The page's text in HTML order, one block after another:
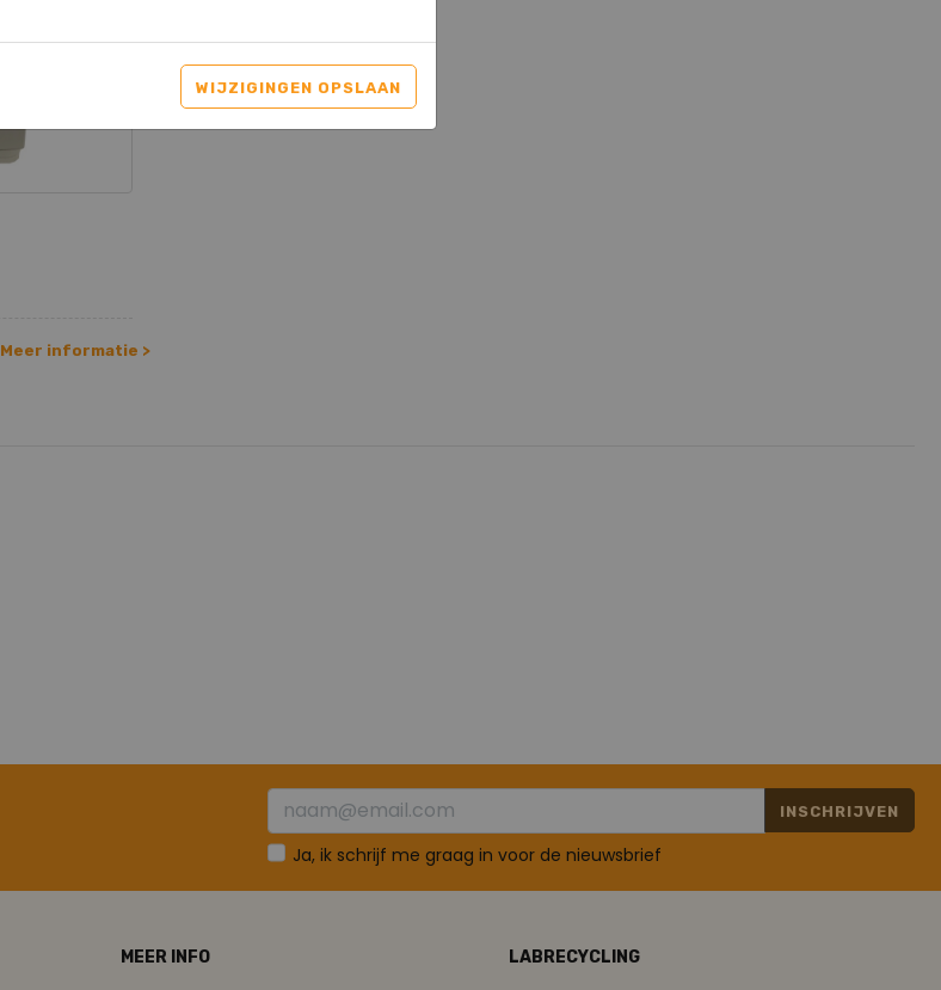
WIJZIGINGEN OPSLAAN
Meer informatie >
INSCHRIJVEN
Ja, ik schrijf me graag in voor de nieuwsbrief
MEER INFO LABRECYCLING